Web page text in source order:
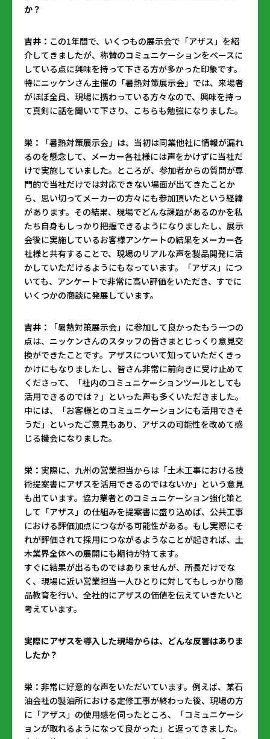
か？
吉井： この1年間で、いくつもの展示会で「アザス」を紹
介してきましたが、称賛のコミュニケーションをベースに
している点に興味を持って下さる方が多かった印象です。
特にニッケンさん主催の「暑熱対策展示会」では、来場者
がほぼ全員、現場に携わっている方々なので、興味を持っ
て真剣に話を聞いて下さり、こちらも勉強になりました。
栄：
「暑熱対策展示会」は、当初は同業他社に情報が漏れ
るのを懸念して、メーカー各社様には声をかけずに当社だ
けで実施していました。ところが、参加者からの質問が専
門的で当社だけでは対応できない場面が出てきたことか
ら、思い切ってメーカーの方々にも参加頂いたという経緯
があります。その結果、現場でどんな課題があるのかを私
たち自身もしっかり把握できるようになりましたし、展示
会後に実施しているお客様アンケートの結果をメーカー各
社様と共有することで、現場のリアルな声を製品開発に活
かしていただけるようにもなっています。「アザス」につ
いても、アンケートで非常に高い評価をいただき、すでに
いくつかの商談に発展しています。
吉井：
「暑熱対策展示会」に参加して良かったもう一つの
点は、ニッケンさんのスタッフの皆さまとじっくり意見交
換ができたことです。アザスについて知っていただくきっ
かけにもなりましたし、皆さん非常に前向きに受け止めて
くださって、「社内のコミュニケーションツールとしても
活用できるのでは？」といった声も多くいただきました。
中には、「お客様とのコミュニケーションにも活用できそ
うだ」といったご意見もあり、アザスの可能性を改めて感
じる機会になりました。
栄： 実際に、九州の営業担当からは「土木工事における技
術提案書にアザスを活用できるのではないか」という意見
も出ています。協力業者とのコミュニケーション強化策と
して「アザス」の仕組みを提案書に盛り込めば、公共工事
における評価加点につながる可能性がある。もし実際にそ
れが評価されて採用につながるようなことが起きれば、土
木業界全体への展開にも期待が持てます。
すぐに結果が出るものではありませんが、所長だけでな
く、現場に近い営業担当一人ひとりに対してもしっかり商
品教育を行い、全社的にアザスの価値を伝えていきたいと
考えています。
――実際にアザスを導入した現場からは、どんな反響はありま
したか？
栄： 非常に好意的な声をいただいています。例えば、某石
油会社の製油所における定修工事が終わった後、現場の方
に「アザス」の使用感を伺ったところ、「コミュニケーシ
ョンが取れるようになって良かった」と返ってきました。